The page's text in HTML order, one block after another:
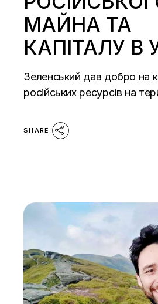
МАЙНА ТА
КАПІТАЛУ В
Зеленський дав добро на
російських ресурсів на
SHARE